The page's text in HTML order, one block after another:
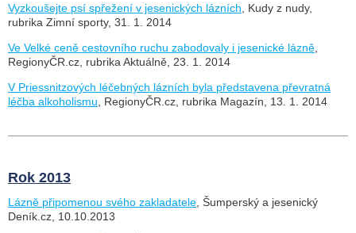
Vyzkoušejte psí spřežení v jesenických lázních , Kudy z nudy,
rubrika Zimní sporty, 31. 1. 2014
Ve Velké ceně cestovního ruchu zabodovaly i jesenické lázně
RegionyČR.cz, rubrika Aktuálně, 23. 1. 2014
V Priessnitzových léčebných lázních byla představena převratná
léčba alkoholismu , RegionyČR.cz, rubrika Magazín, 13. 1. 2014
Rok 2013
Lázně připomenou svého zakladatele , Šumperský a jesenický
Deník.cz, 10.10.2013